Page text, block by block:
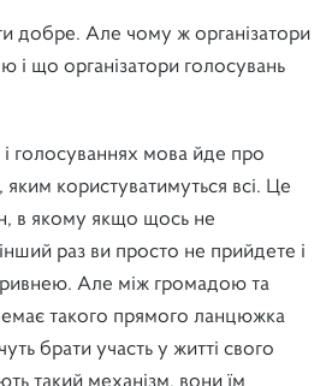
добре. Але чому ж організатори
і що організатори голосувань
голосуваннях мова йде про
яким користуватимуться всі. Це
в якому якщо щось не
раз ви просто не прийдете і
Але між громадою та
такого прямого ланцюжка
брати участь у житті свого